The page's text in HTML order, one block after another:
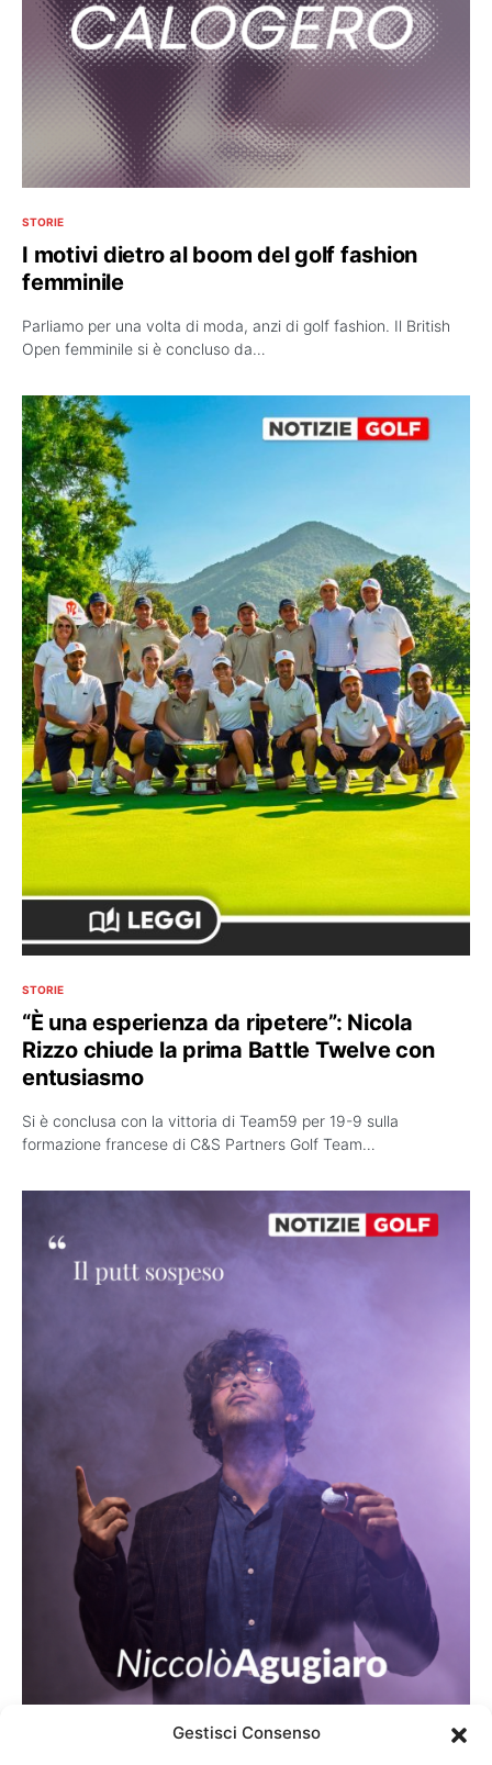
Gestisci Consenso
STORIE
I motivi dietro al boom del golf fashion
femminile
Parliamo per una volta di moda, anzi di golf fashion. Il British
Open femminile si è concluso da…
STORIE
“È una esperienza da ripetere”: Nicola
Rizzo chiude la prima Battle Twelve con
entusiasmo
Si è conclusa con la vittoria di Team59 per 19-9 sulla
formazione francese di C&S Partners Golf Team…